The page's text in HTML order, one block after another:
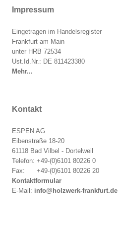
Impressum
Eingetragen im Handelsregister
Frankfurt am Main
unter HRB 72534
Ust.Id.Nr.: DE 811423380
Mehr...
Kontakt
ESPEN AG
Eibenstraße 18-20
61118 Bad Vilbel - Dortelweil
Telefon: +49-(0)6101 80226 0
Fax: +49-(0)6101 80226 20
Kontaktformular
E-Mail: info@holzwerk-frankfurt.de